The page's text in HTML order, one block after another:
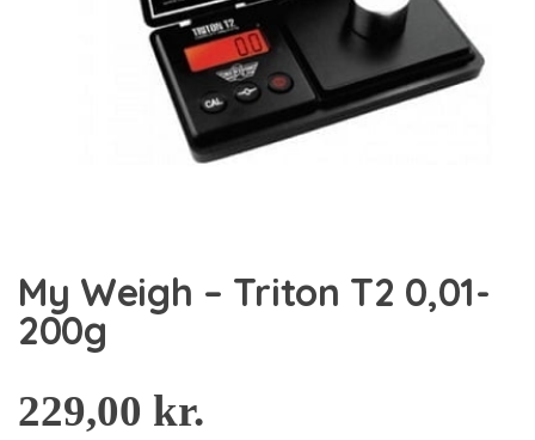
My Weigh – Triton T2 0,01-
200g
229,00 kr.